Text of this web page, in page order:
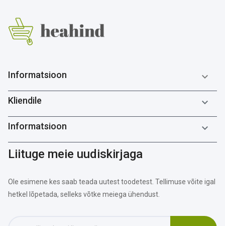
Informatsioon 
Kliendile 
Informatsioon 
Liituge meie uudiskirjaga
Ole esimene kes saab teada uutest toodetest. Tellimuse võite igal
hetkel lõpetada, selleks võtke meiega ühendust.